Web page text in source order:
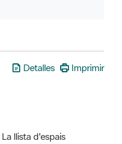
Detalles Imprimir
llista d'espais